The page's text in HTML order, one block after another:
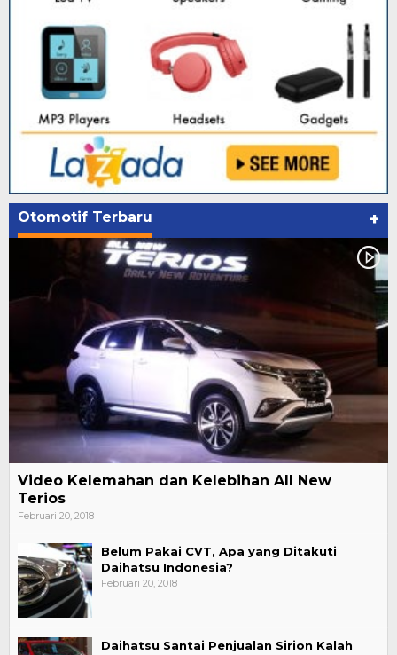
Otomotif Terbaru +
Video Kelemahan dan Kelebihan All New
Terios
Februari 20, 2018
Belum Pakai CVT, Apa yang Ditakuti
Daihatsu Indonesia?
Februari 20, 2018
Daihatsu Santai Penjualan Sirion Kalah